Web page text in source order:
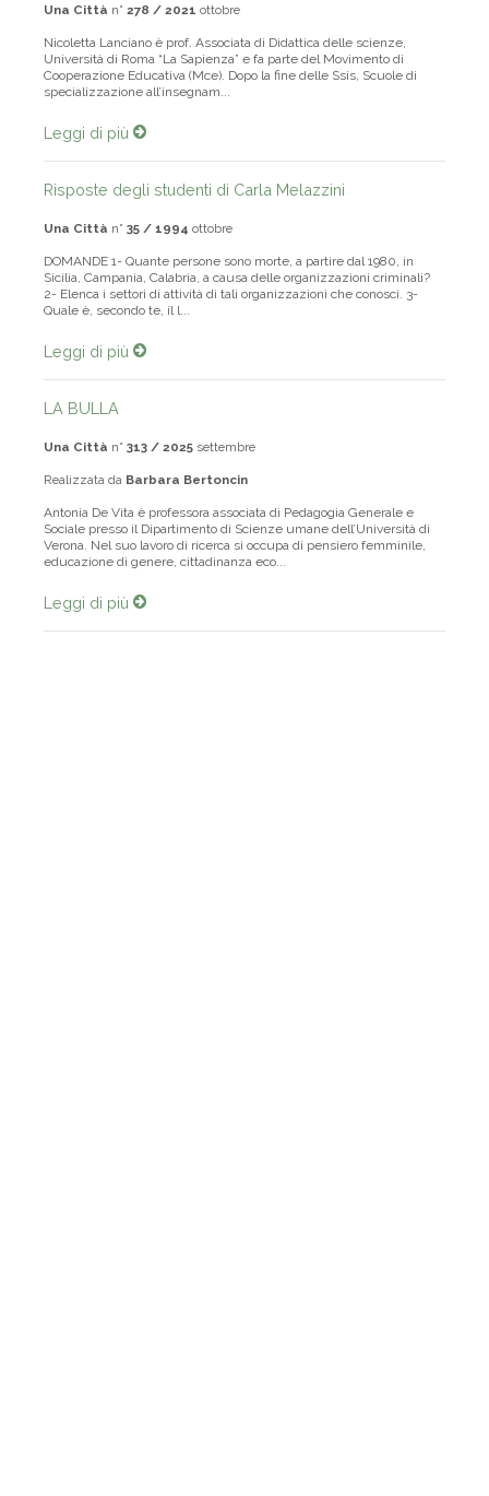
Una Città n° 278 / 2021 ottobre
Nicoletta Lanciano è prof. Associata di Didattica delle scienze,
Università di Roma “La Sapienza” e fa parte del Movimento di
Cooperazione Educativa (Mce). Dopo la fine delle Ssis, Scuole di
specializzazione all’insegnam...
Leggi di più
Risposte degli studenti di Carla Melazzini
Una Città n° 35 / 1994 ottobre
DOMANDE 1- Quante persone sono morte, a partire dal 1980, in
Sicilia, Campania, Calabria, a causa delle organizzazioni criminali?
2- Elenca i settori di attività di tali organizzazioni che conosci. 3-
Quale è, secondo te, il l...
Leggi di più
LA BULLA
Una Città n° 313 / 2025 settembre
Realizzata da Barbara Bertoncin
Antonia De Vita è professora associata di Pedagogia Generale e
Sociale presso il Dipartimento di Scienze umane dell’Università di
Verona. Nel suo lavoro di ricerca si occupa di pensiero femminile,
educazione di genere, cittadinanza eco...
Leggi di più